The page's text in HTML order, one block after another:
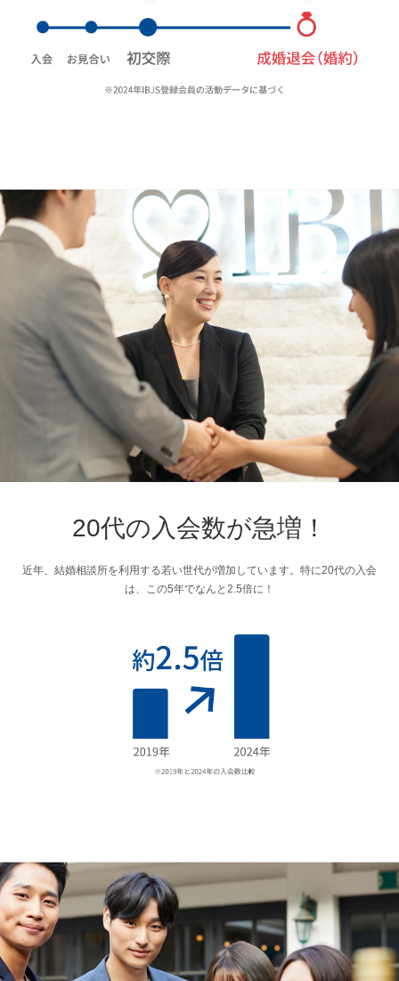
20代の入会数が急増！
近年、結婚相談所を利用する若い世代が増加しています。特に20代の入会
は、この5年でなんと2.5倍に！